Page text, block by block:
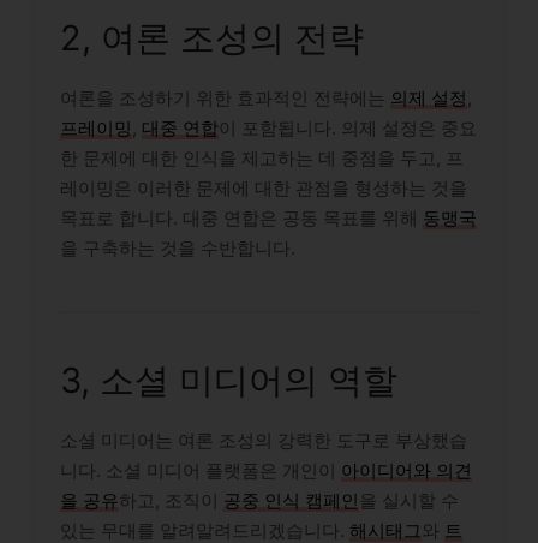
2, 여론 조성의 전략
여론을 조성하기 위한 효과적인 전략에는 의제 설정
프레이밍 대중 연합이 포함됩니다. 의제 설정은 중요
한 문제에 대한 인식을 제고하는 데 중점을 두고, 프
레이밍은 이러한 문제에 대한 관점을 형성하는 것을
목표로 합니다. 대중 연합은 공동 목표를 위해 동맹국
을 구축하는 것을 수반합니다.
3, 소셜 미디어의 역할
소셜 미디어는 여론 조성의 강력한 도구로 부상했습
니다. 소셜 미디어 플랫폼은 개인이 아이디어와 의견
을 공유하고, 조직이 공중 인식 캠페인을 실시할 수
있는 무대를 알려알려드리겠습니다. 해시태그 와 트